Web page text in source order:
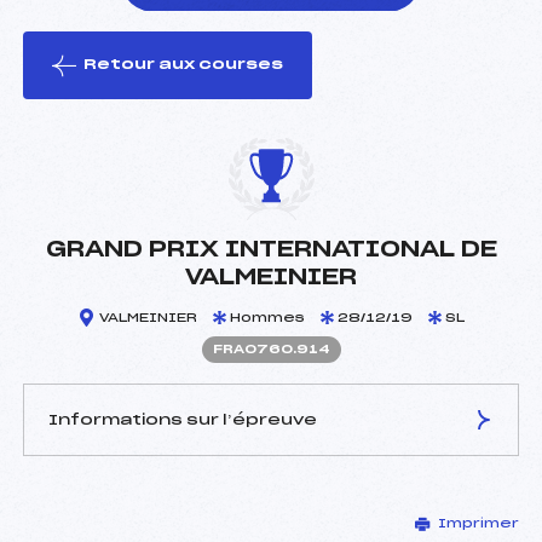
le ski
Retour aux courses
GRAND PRIX INTERNATIONAL DE
VALMEINIER
VALMEINIER Hommes 28/12/19 SL
FRA0760.914
Informations sur l’épreuve
LOTSCHER CARLO (SUI)
Imprimer